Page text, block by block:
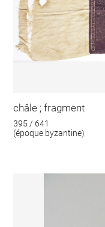
châle ; fragment
395 / 641
(époque byzantine)